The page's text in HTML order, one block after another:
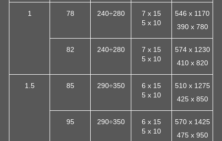
1 78 240÷280
7 х 15
5 х 10
546 х 1170
390 х 780
82 240÷280
7 х 15
5 х 10
574 х 1230
410 х 820
1.5 85 290÷350
6 х 15
5 х 10
510 х 1275
425 х 850
95 290÷350
6 х 15
5 х 10
570 х 1425
475 х 950